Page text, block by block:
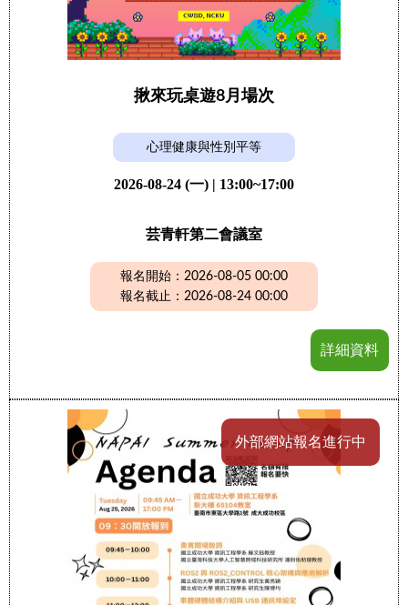
揪來玩桌遊8月場次
心理健康與性別平等
2026-08-24 (一) | 13:00~17:00
芸青軒第二會議室
報名開始：2026-08-05 00:00
報名截止：2026-08-24 00:00
詳細資料
外部網站報名進行中